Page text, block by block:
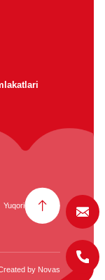
Yuqori
by Novas